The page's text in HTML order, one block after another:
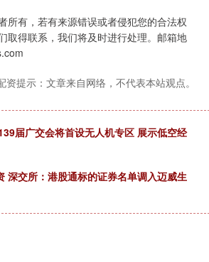
所有，若有来源错误或者侵犯您的合法权
取得联系，我们将及时进行处理。邮箱地
资提示：文章来自网络，不代表本站观点。
届广交会将首设无人机专区 展示低空经
深交所：港股通标的证券名单调入迈威生